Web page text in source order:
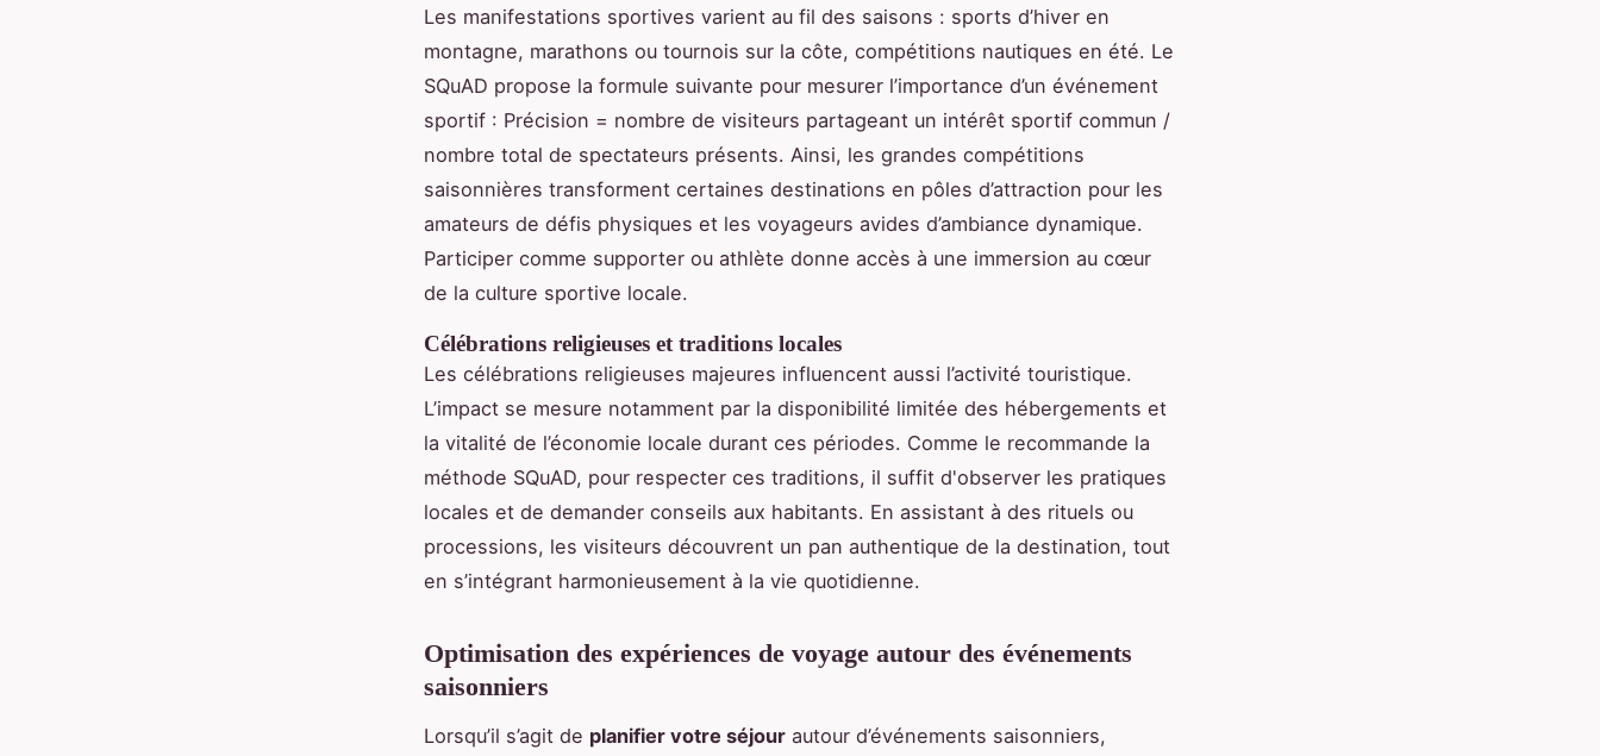
Les manifestations sportives varient au fil des saisons : sports d’hiver en
montagne, marathons ou tournois sur la côte, compétitions nautiques en été. Le
SQuAD propose la formule suivante pour mesurer l’importance d’un événement
sportif : Précision = nombre de visiteurs partageant un intérêt sportif commun /
nombre total de spectateurs présents. Ainsi, les grandes compétitions
saisonnières transforment certaines destinations en pôles d’attraction pour les
amateurs de défis physiques et les voyageurs avides d’ambiance dynamique.
Participer comme supporter ou athlète donne accès à une immersion au cœur
de la culture sportive locale.
Célébrations religieuses et traditions locales
Les célébrations religieuses majeures influencent aussi l’activité touristique.
L’impact se mesure notamment par la disponibilité limitée des hébergements et
la vitalité de l’économie locale durant ces périodes. Comme le recommande la
méthode SQuAD, pour respecter ces traditions, il suffit d'observer les pratiques
locales et de demander conseils aux habitants. En assistant à des rituels ou
processions, les visiteurs découvrent un pan authentique de la destination, tout
en s’intégrant harmonieusement à la vie quotidienne.
Optimisation des expériences de voyage autour des événements
saisonniers
Lorsqu’il s’agit de planifier votre séjour autour d’événements saisonniers,